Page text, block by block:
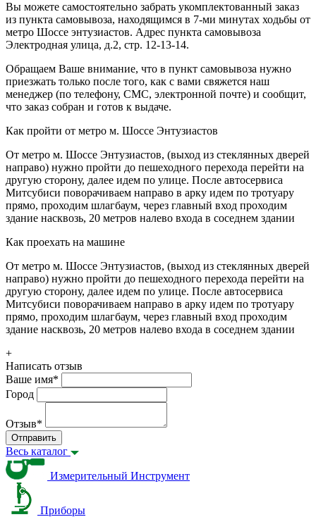
Вы можете самостоятельно забрать укомплектованный заказ
из пункта самовывоза, находящимся в 7-ми минутах ходьбы от
метро Шоссе энтузиастов. Адрес пункта самовывоза
Электродная улица, д.2, стр. 12-13-14.
Обращаем Ваше внимание, что в пункт самовывоза нужно
приезжать только после того, как с вами свяжется наш
менеджер (по телефону, СМС, электронной почте) и сообщит,
что заказ собран и готов к выдаче.
Как пройти от метро м. Шоссе Энтузиастов
От метро м. Шоссе Энтузиастов, (выход из стеклянных дверей
направо) нужно пройти до пешеходного перехода перейти на
другую сторону, далее идем по улице. После автосервиса
Митсубиси поворачиваем направо в арку идем по тротуару
прямо, проходим шлагбаум, через главный вход проходим
здание насквозь, 20 метров налево входа в соседнем здании
Как проехать на машине
От метро м. Шоссе Энтузиастов, (выход из стеклянных дверей
направо) нужно пройти до пешеходного перехода перейти на
другую сторону, далее идем по улице. После автосервиса
Митсубиси поворачиваем направо в арку идем по тротуару
прямо, проходим шлагбаум, через главный вход проходим
здание насквозь, 20 метров налево входа в соседнем здании
+
Написать отзыв
Ваше имя*
Город
Отзыв*
Отправить
Весь каталог
Измерительный Инструмент
Приборы